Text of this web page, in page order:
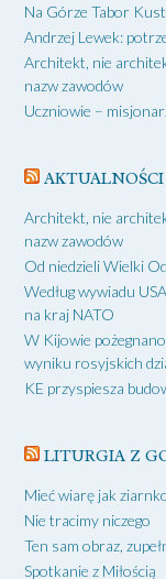
Na Górze Tabor
Andrzej Lewek:
Architekt, nie
nazw zawodów
Uczniowie –
Architekt, nie
nazw zawodów
Od niedzieli Wielki
Według wywiadu
na kraj NATO
W Kijowie
wyniku rosyjskich
KE przyspiesza
LITURGIA Z
Mieć wiarę jak
Nie tracimy niczego
Ten sam obraz,
Spotkanie z Miłością